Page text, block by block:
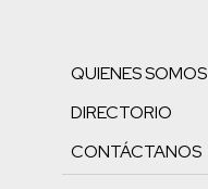
QUIENES SOMOS
DIRECTORIO
CONTÁCTANOS